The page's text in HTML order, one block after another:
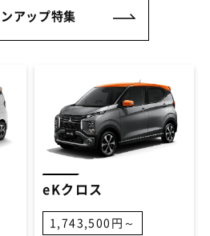
アップ特集
eKクロス
1,743,500円～